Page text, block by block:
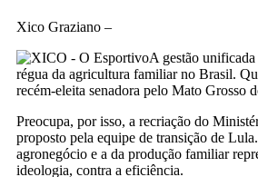
Xico Graziano –
A gestão
régua da agricultura familiar no Brasil.
recém-eleita senadora pelo Mato Grosso
Preocupa, por isso, a recriação do
proposto pela equipe de transição de
agronegócio e a da produção familiar
ideologia, contra a eficiência.